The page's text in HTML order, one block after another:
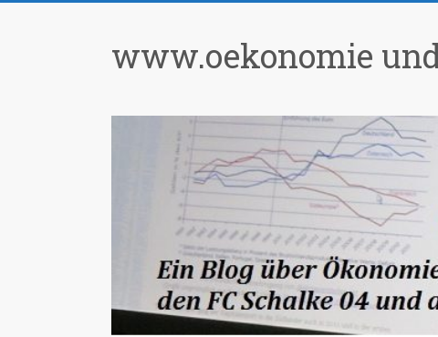
www.oekonomie